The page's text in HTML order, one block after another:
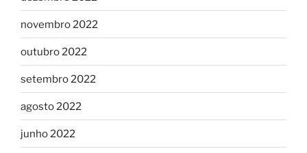
novembro 2022
outubro 2022
setembro 2022
agosto 2022
junho 2022